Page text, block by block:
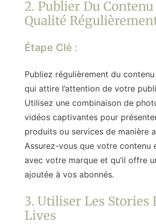
2. Publier Du Contenu
Qualité
Étape Clé :
Publiez régulièrement du
qui attire l’attention de votre
Utilisez une combinaison de
vidéos captivantes pour
produits ou services de manière
Assurez-vous que votre contenu
avec votre marque et qu’il offre
ajoutée à vos abonnés.
3. Utiliser Les Stories
Lives